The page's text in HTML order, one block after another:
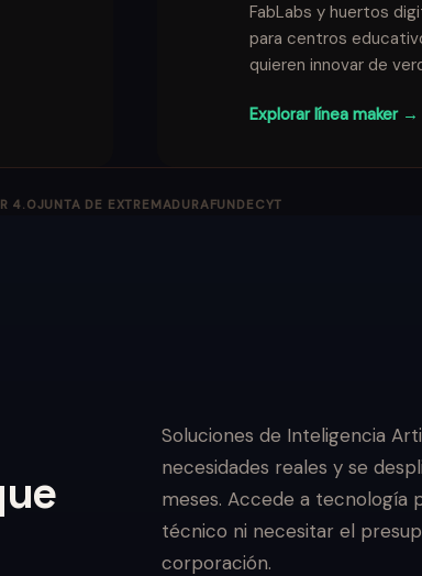
FabLabs y huertos
para centros
quieren innovar de
Explorar línea maker →
4.0JUNTA DE EXTREMADURAFUNDECYT
Soluciones de Inteligencia
necesidades reales y se
meses. Accede a tecnología
técnico ni necesitar el
corporación.